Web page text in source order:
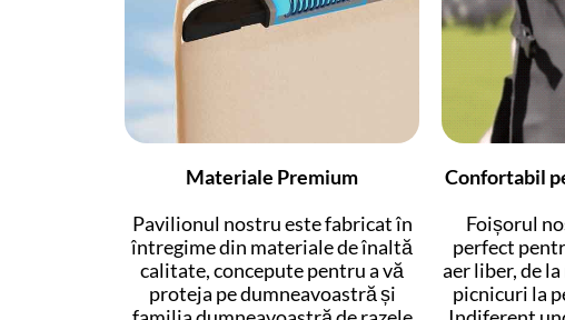
Materiale Premium
Pavilionul nostru este fabricat în
întregime din materiale de înaltă
calitate, concepute pentru a vă
proteja pe dumneavoastră și
Confortabil
Foișorul
perfect
aer liber, de
picnicuri la